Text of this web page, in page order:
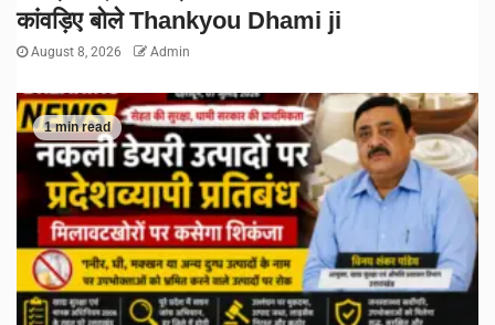
कांवड़िए बोले Thankyou Dhami ji
August 8, 2026 Admin
1 min read